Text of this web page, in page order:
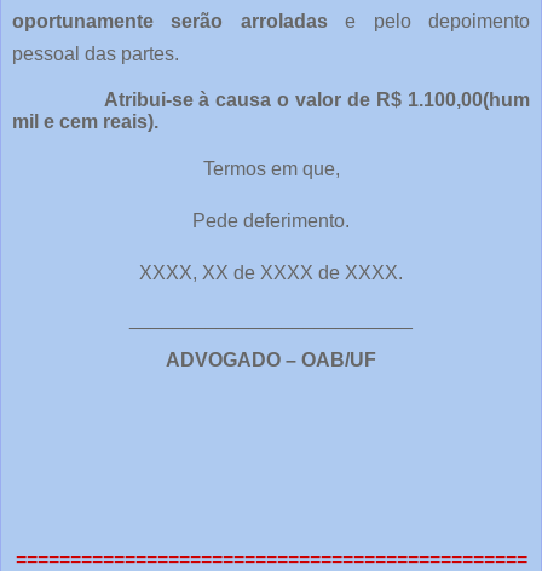
oportunamente serão arroladase pelo depoimento
pessoal das partes.
Atribui-se à causa o valor de R$ 1.100,00(hum
mil e cem reais).
Termos em que,
Pede deferimento.
XXXX, XX de XXXX de XXXX.
ADVOGADO – OAB/UF
===============================================